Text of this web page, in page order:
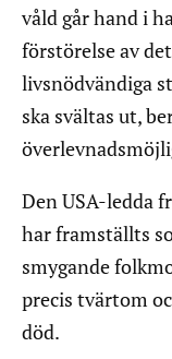
våld går hand i
förstörelse av
livsnödvändiga
ska svältas ut,
Den USA-ledda
har framställts
smygande
precis tvärtom
död.